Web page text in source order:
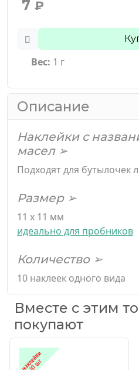
7 ₽
Вес: 1 г
Описание
Наклейки с
масел ➢
Подходят для бутылочек
Размер ➢
11 х 11 мм
идеально для пробников
Количество ➢
10 наклеек одного вида
Вместе с этим
покупают